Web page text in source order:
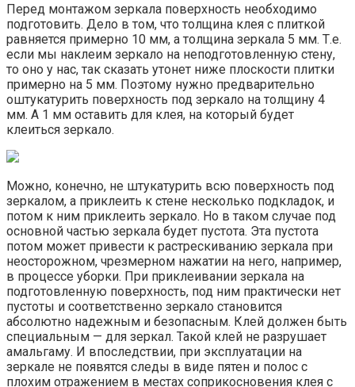
Перед монтажом зеркала поверхность необходимо
подготовить. Дело в том, что толщина клея с плиткой
равняется примерно 10 мм, а толщина зеркала 5 мм. Т.е.
если мы наклеим зеркало на неподготовленную стену,
то оно у нас, так сказать утонет ниже плоскости плитки
примерно на 5 мм. Поэтому нужно предварительно
оштукатурить поверхность под зеркало на толщину 4
мм. А 1 мм оставить для клея, на который будет
клеиться зеркало.
Можно, конечно, не штукатурить всю поверхность под
зеркалом, а приклеить к стене несколько подкладок, и
потом к ним приклеить зеркало. Но в таком случае под
основной частью зеркала будет пустота. Эта пустота
потом может привести к растрескиванию зеркала при
неосторожном, чрезмерном нажатии на него, например,
в процессе уборки. При приклеивании зеркала на
подготовленную поверхность, под ним практически нет
пустоты и соответственно зеркало становится
абсолютно надежным и безопасным. Клей должен быть
специальным — для зеркал. Такой клей не разрушает
амальгаму. И впоследствии, при эксплуатации на
зеркале не появятся следы в виде пятен и полос с
плохим отражением в местах соприкосновения клея с